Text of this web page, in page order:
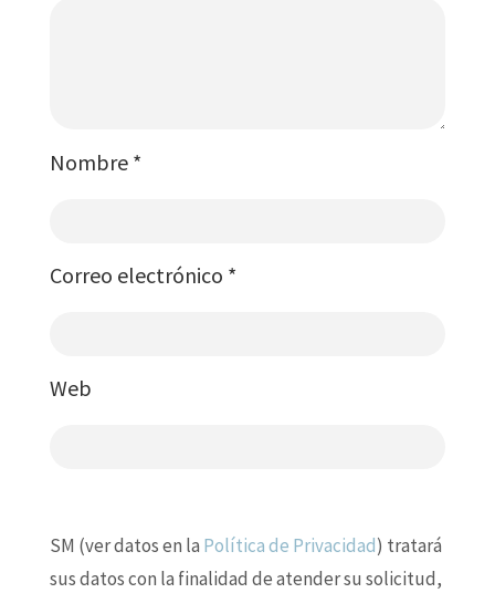
Nombre *
Correo electrónico *
Web
SM (ver datos en la Política de Privacidad) tratará
sus datos con la finalidad de atender su solicitud,